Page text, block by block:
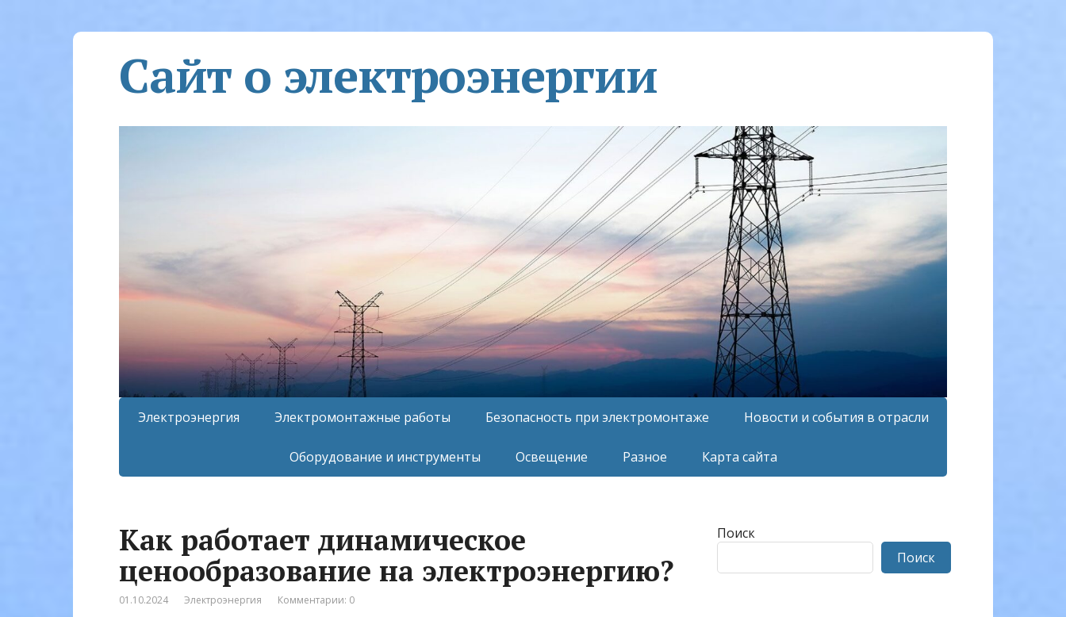
Сайт о электроэнергии
Электроэнергия Электромонтажные работы Безопасность при электромонтаже Новости и события в отрасли
Оборудование и инструменты Освещение Разное Карта сайта
Как работает динамическое
ценообразование на электроэнергию?
01.10.2024 Электроэнергия Комментарии: 0
Поиск
Поиск